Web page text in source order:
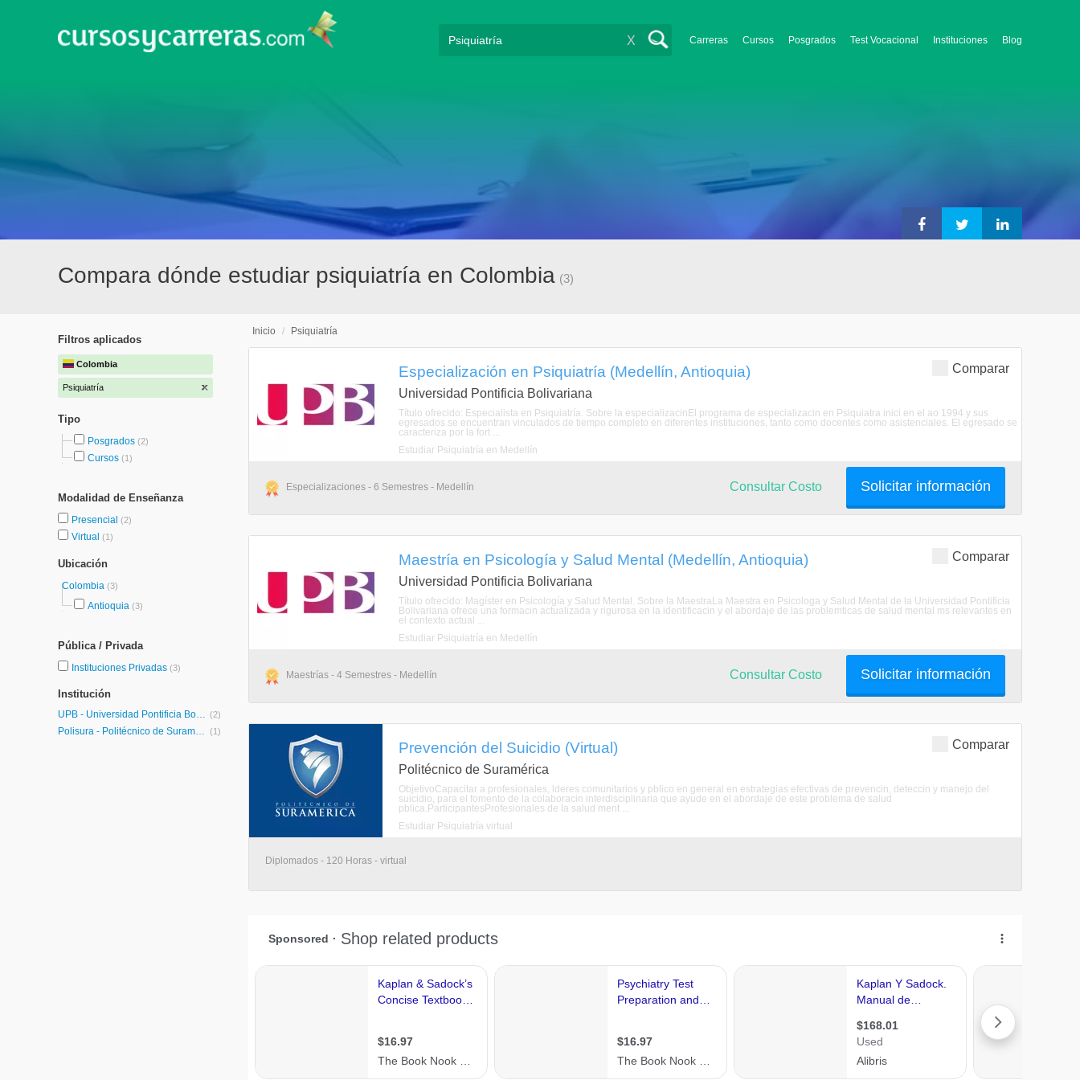
Carreras Cursos Posgrados Test Vocacional Instituciones Blog
X
Compara dónde estudiar psiquiatría en Colombia (3)
Filtros aplicados
Colombia
Psiquiatría
Tipo
Posgrados (2)
Cursos (1)
Modalidad de Enseñanza
Presencial (2)
Virtual (1)
Ubicación
Colombia (3)
Antioquia (3)
Pública / Privada
Instituciones Privadas (3)
Institución
UPB - Universidad Pontificia Bolivariana (2)
Polisura - Politécnico de Suramérica (1)
Inicio / Psiquiatría
Comparar
Especialización en Psiquiatría (Medellín, Antioquia)
Universidad Pontificia Bolivariana
Título ofrecido: Especialista en Psiquiatría. Sobre la especializacinEl programa de especializacin en Psiquiatra inici en el ao 1994 y sus
egresados se encuentran vinculados de tiempo completo en diferentes instituciones, tanto como docentes como asistenciales. El egresado se
caracteriza por la fort ...
Estudiar Psiquiatría en Medellín
Especializaciones - 6 Semestres - Medellín Solicitar información
Consultar Costo
Comparar
Maestría en Psicología y Salud Mental (Medellín, Antioquia)
Universidad Pontificia Bolivariana
Título ofrecido: Magíster en Psicología y Salud Mental. Sobre la MaestraLa Maestra en Psicologa y Salud Mental de la Universidad Pontificia
Bolivariana ofrece una formacin actualizada y rigurosa en la identificacin y el abordaje de las problemticas de salud mental ms relevantes en
el contexto actual ...
Estudiar Psiquiatría en Medellín
Maestrías - 4 Semestres - Medellín Solicitar información
Consultar Costo
Comparar
Prevención del Suicidio (Virtual)
Politécnico de Suramérica
ObjetivoCapacitar a profesionales, lderes comunitarios y pblico en general en estrategias efectivas de prevencin, deteccin y manejo del
suicidio, para el fomento de la colaboracin interdisciplinaria que ayude en el abordaje de este problema de salud
pblica.ParticipantesProfesionales de la salud ment ...
Estudiar Psiquiatría virtual
Diplomados - 120 Horas - virtual